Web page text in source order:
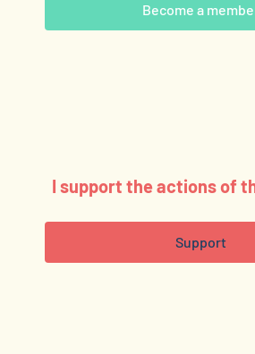
Become a
I support the actions of
Support